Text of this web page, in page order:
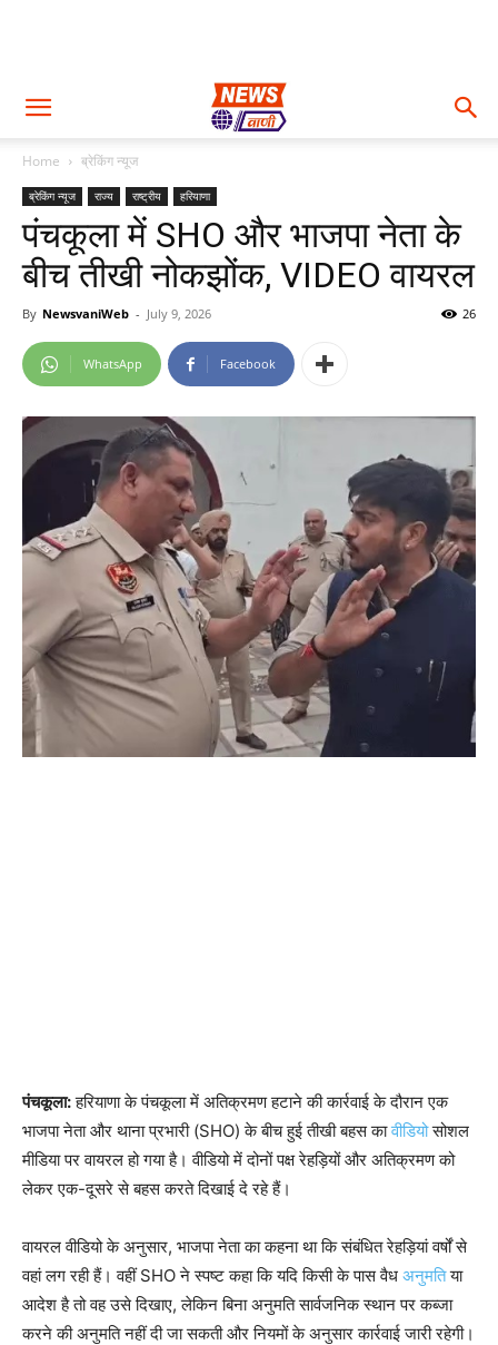
Home ब्रेकिंग न्यूज
ब्रेकिंग न्यूज राज्य राष्ट्रीय हरियाणा
पंचकूला में SHO और भाजपा नेता के
बीच तीखी नोकझोंक, VIDEO वायरल
By NewsvaniWeb - July 9, 2026 26
WhatsApp Facebook
पंचकूला:हरियाणा के पंचकूला में अतिक्रमण हटाने की कार्रवाई के दौरान एक
भाजपा नेता और थाना प्रभारी (SHO) के बीच हुई तीखी बहस कावीडियोसोशल
मीडिया पर वायरल हो गया है। वीडियो में दोनों पक्ष रेहड़ियों और अतिक्रमण को
लेकर एक-दूसरे से बहस करते दिखाई दे रहे हैं।
वायरल वीडियो के अनुसार, भाजपा नेता का कहना था कि संबंधित रेहड़ियां वर्षों से
वहां लग रही हैं। वहीं SHO ने स्पष्ट कहा कि यदि किसी के पास वैध अनुमतिया
आदेश है तो वह उसे दिखाए, लेकिन बिना अनुमति सार्वजनिक स्थान पर कब्जा
करने की अनुमति नहीं दी जा सकती और नियमों के अनुसार कार्रवाई जारी रहेगी।